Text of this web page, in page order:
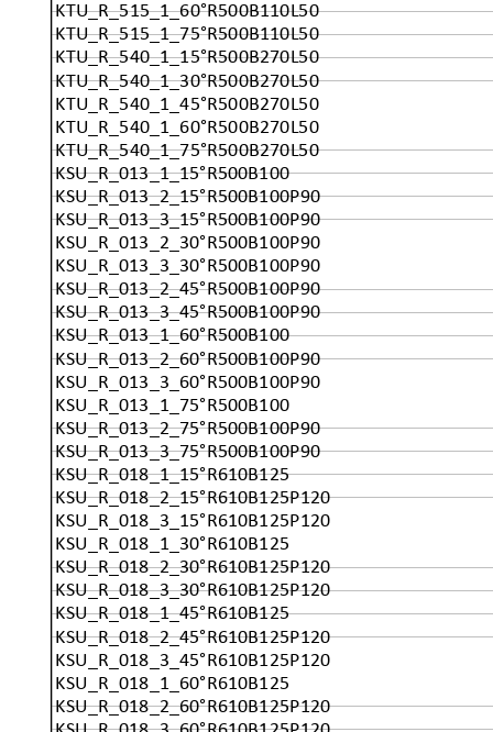
KTU_R_515_1_60°R500B110L50
KTU_R_515_1_75°R500B110L50
KTU_R_540_1_15°R500B270L50
KTU_R_540_1_30°R500B270L50
KTU_R_540_1_45°R500B270L50
KTU_R_540_1_60°R500B270L50
KTU_R_540_1_75°R500B270L50
KSU_R_013_1_15°R500B100
KSU_R_013_2_15°R500B100P90
KSU_R_013_3_15°R500B100P90
KSU_R_013_2_30°R500B100P90
KSU_R_013_3_30°R500B100P90
KSU_R_013_2_45°R500B100P90
KSU_R_013_3_45°R500B100P90
KSU_R_013_1_60°R500B100
KSU_R_013_2_60°R500B100P90
KSU_R_013_3_60°R500B100P90
KSU_R_013_1_75°R500B100
KSU_R_013_2_75°R500B100P90
KSU_R_013_3_75°R500B100P90
KSU_R_018_1_15°R610B125
KSU_R_018_2_15°R610B125P120
KSU_R_018_3_15°R610B125P120
KSU_R_018_1_30°R610B125
KSU_R_018_2_30°R610B125P120
KSU_R_018_3_30°R610B125P120
KSU_R_018_1_45°R610B125
KSU_R_018_2_45°R610B125P120
KSU_R_018_3_45°R610B125P120
KSU_R_018_1_60°R610B125
KSU_R_018_2_60°R610B125P120